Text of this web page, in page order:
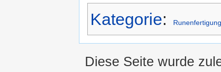
Kategorie: Runenfertigung
Diese Seite wurde